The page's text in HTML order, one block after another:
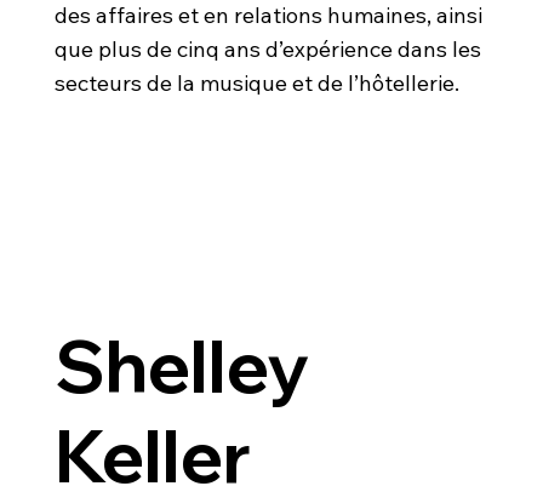
des affaires et en relations humaines, ainsi
que plus de cinq ans d’expérience dans les
secteurs de la musique et de l’hôtellerie.
Shelley
Keller